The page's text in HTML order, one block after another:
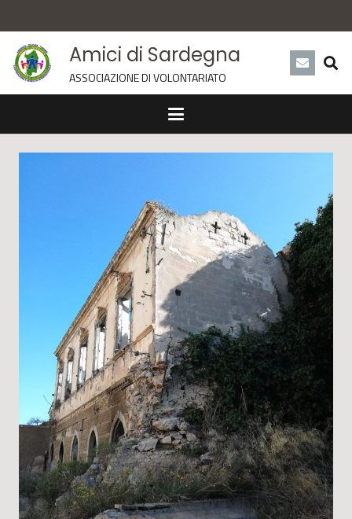
Amici di Sardegna
ASSOCIAZIONE DI VOLONTARIATO